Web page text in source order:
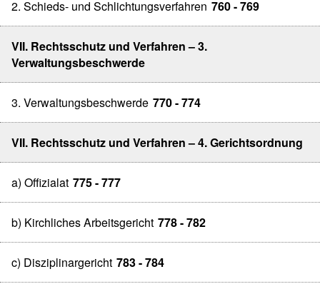
2. Schieds- und Schlichtungsverfahren 760 - 769
VII. Rechtsschutz und Verfahren – 3.
Verwaltungsbeschwerde
3. Verwaltungsbeschwerde 770 - 774
VII. Rechtsschutz und Verfahren – 4. Gerichtsordnung
a) Offizialat 775 - 777
b) Kirchliches Arbeitsgericht 778 - 782
c) Disziplinargericht 783 - 784